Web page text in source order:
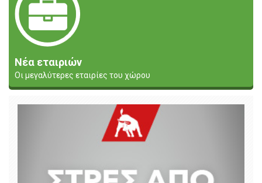
Νέα εταιριών
Οι μεγαλύτερες εταιρίες του χώρου